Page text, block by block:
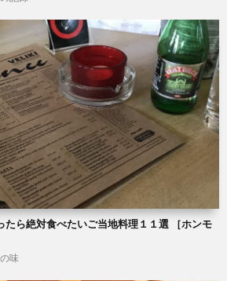
たら絶対食べたいご当地料理１１選 ［ホンモ
味